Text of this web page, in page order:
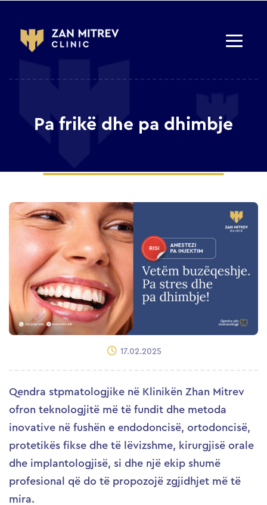
Pa frikë dhe pa dhimbje
17.02.2025
Qendra stpmatologjike në Klinikën Zhan Mitrev
ofron teknologjitë më të fundit dhe metoda
inovative në fushën e endodoncisë, ortodoncisë,
protetikës fikse dhe të lëvizshme, kirurgjisë orale
dhe implantologjisë, si dhe një ekip shumë
profesional që do të propozojë zgjidhjet më të
mira.